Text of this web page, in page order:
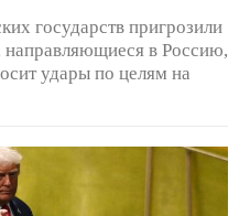
государств пригрозили
направляющиеся в Россию,
удары по целям на